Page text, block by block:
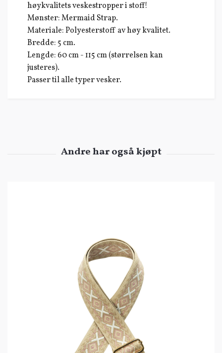
høykvalitets veskestropper i stoff!
Mønster: Mermaid Strap.
Materiale: Polyesterstoff av høy kvalitet.
Bredde: 5 cm.
Lengde: 60 cm - 115 cm (størrelsen kan
justeres).
Passer til alle typer vesker.